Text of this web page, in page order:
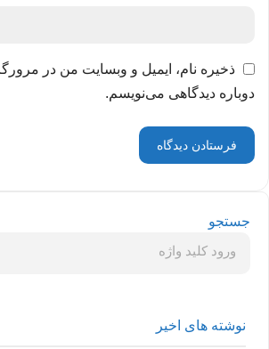
ذخیره نام، ایمیل و وبسایت من در
دوباره دیدگاهی می‌نویسم.
جستجو
نوشته های اخیر